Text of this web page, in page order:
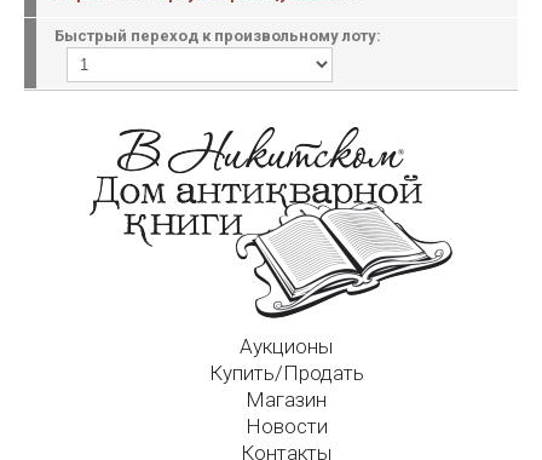
Быстрый переход к произвольному лоту:
Аукционы
Купить/Продать
Магазин
Новости
Контакты